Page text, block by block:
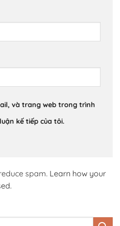
và trang web trong trình
kế tiếp của tôi.
spam. Learn how your